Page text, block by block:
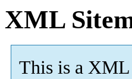
XML
This is a XML